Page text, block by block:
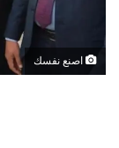
اصنع نفسك